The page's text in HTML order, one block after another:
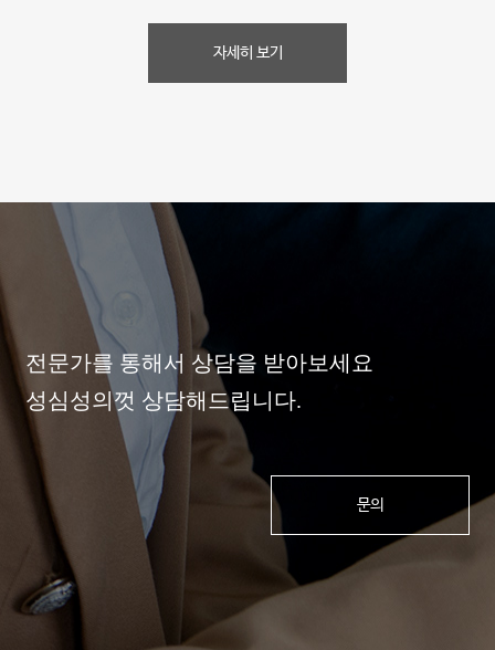
자세히 보기
전문가를 통해서 상담을 받아보세요
성심성의껏 상담해드립니다.
문의